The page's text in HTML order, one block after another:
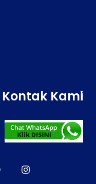
Kontak Kami